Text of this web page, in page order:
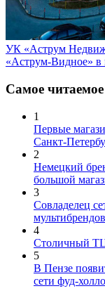
УК «Аструм
1
Первые
Санкт-
2
Немецкий
большой
3
Совладелец
4
Столичный ТЦ
5
В Пензе
сети фуд-